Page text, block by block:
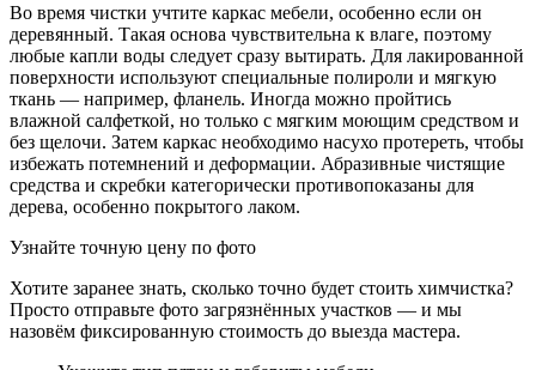
Во время чистки учтите каркас мебели, особенно если он
деревянный. Такая основа чувствительна к влаге, поэтому
любые капли воды следует сразу вытирать. Для лакированной
поверхности используют специальные полироли и мягкую
ткань — например, фланель. Иногда можно пройтись
влажной салфеткой, но только с мягким моющим средством и
без щелочи. Затем каркас необходимо насухо протереть, чтобы
избежать потемнений и деформации. Абразивные чистящие
средства и скребки категорически противопоказаны для
дерева, особенно покрытого лаком.
Узнайте точную цену по фото
Хотите заранее знать, сколько точно будет стоить химчистка?
Просто отправьте фото загрязнённых участков — и мы
назовём фиксированную стоимость до выезда мастера.